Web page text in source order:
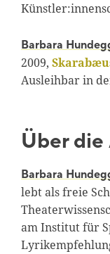
Barbara
2009,
Ausleihbar in
Über
Barbara
lebt als freie
am Institut für